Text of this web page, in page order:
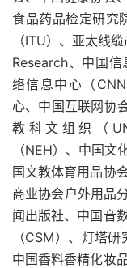
食品药品检定研究
（ITU）、亚太线
Research、中国
络信息中心（
心、中国互联网协
教科文组织（
（NEH）、中国
国文教体育用品协
商业协会户外用品
闻出版社、中国音
（CSM）、灯塔
中国香料香精化妆